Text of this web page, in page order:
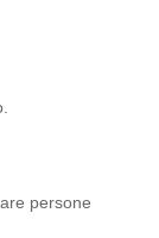
persone